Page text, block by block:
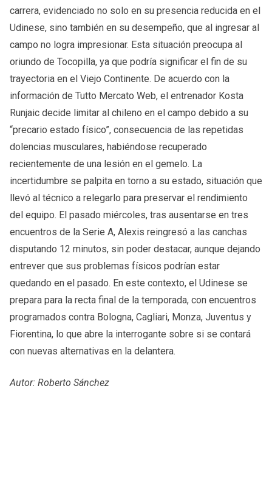
carrera, evidenciado no solo en su presencia reducida en el
Udinese, sino también en su desempeño, que al ingresar al
campo no logra impresionar. Esta situación preocupa al
oriundo de Tocopilla, ya que podría significar el fin de su
trayectoria en el Viejo Continente. De acuerdo con la
información de Tutto Mercato Web, el entrenador Kosta
Runjaic decide limitar al chileno en el campo debido a su
“precario estado físico”, consecuencia de las repetidas
dolencias musculares, habiéndose recuperado
recientemente de una lesión en el gemelo. La
incertidumbre se palpita en torno a su estado, situación que
llevó al técnico a relegarlo para preservar el rendimiento
del equipo. El pasado miércoles, tras ausentarse en tres
encuentros de la Serie A, Alexis reingresó a las canchas
disputando 12 minutos, sin poder destacar, aunque dejando
entrever que sus problemas físicos podrían estar
quedando en el pasado. En este contexto, el Udinese se
prepara para la recta final de la temporada, con encuentros
programados contra Bologna, Cagliari, Monza, Juventus y
Fiorentina, lo que abre la interrogante sobre si se contará
con nuevas alternativas en la delantera.
Autor: Roberto Sánchez